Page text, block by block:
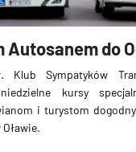
Autosanem do
Sympatyków
kursy
i turystom